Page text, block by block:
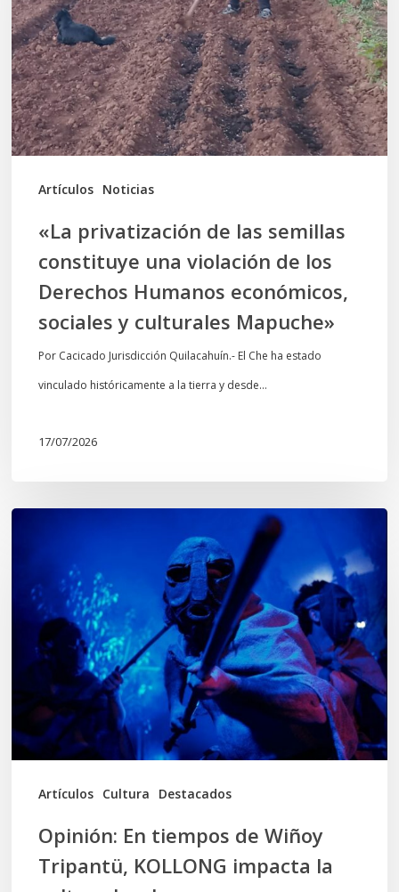
Artículos Noticias
las
semillas
constituye
una
violación
de
Humanos
económicos,
sociales
culturales
Mapuche»
«La privatización de las semillas
constituye una violación de los
Derechos Humanos económicos,
sociales y culturales Mapuche»
Por Cacicado Jurisdicción Quilacahuín.- El Che ha estado
vinculado históricamente a la tierra y desde…
17/07/2026
Artículos Cultura Destacados
tiempos
Wiñoy
Tripantü,
KOLLONG
impacta
la
cultura
Opinión: En tiempos de Wiñoy
Tripantü, KOLLONG impacta la